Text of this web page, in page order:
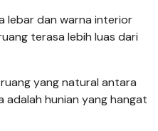
lebar dan warna interior
terasa lebih luas dari
yang natural antara
adalah hunian yang hangat